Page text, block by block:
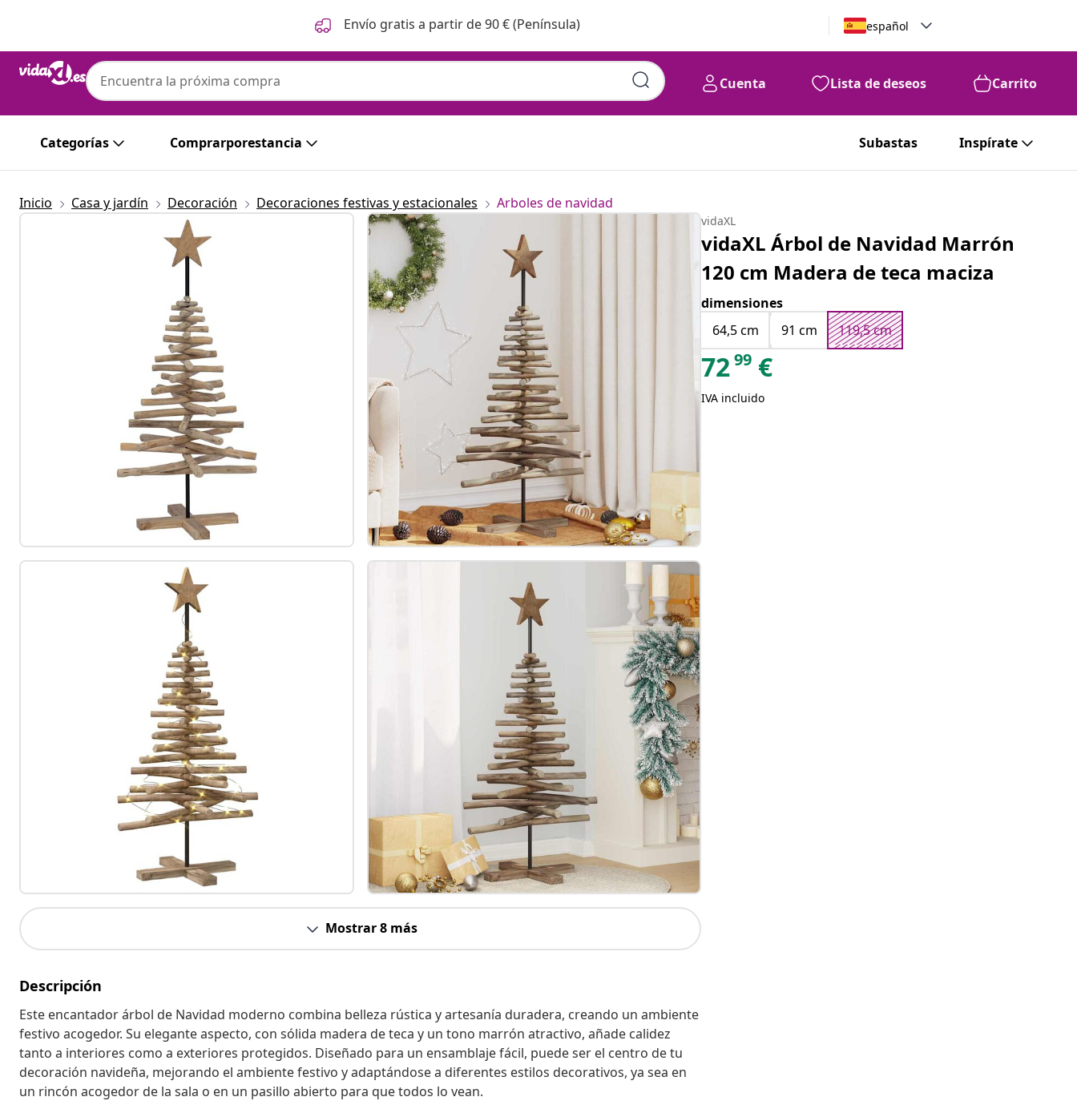
Envío gratis a partir de 90 € (Península) español
Cuenta Lista de deseos Carrito
Categorías Comprarporestancia Subastas Inspírate
vidaXL
vidaXL Árbol de Navidad Marrón 120 cm Madera de teca maciza €
Inicio Casa y jardín Decoración Decoraciones festivas y estacionales Arboles de navidad
Mostrar 8 más
Descripción
Este encantador árbol de Navidad moderno combina belleza rústica y artesanía duradera, creando un ambiente
festivo acogedor. Su elegante aspecto, con sólida madera de teca y un tono marrón atractivo, añade calidez
tanto a interiores como a exteriores protegidos. Diseñado para un ensamblaje fácil, puede ser el centro de tu
decoración navideña, mejorando el ambiente festivo y adaptándose a diferentes estilos decorativos, ya sea en
un rincón acogedor de la sala o en un pasillo abierto para que todos lo vean.
vidaXL
vidaXL Árbol de Navidad Marrón
120 cm Madera de teca maciza
dimensiones
64,5 cm
91 cm 119,5 cm
7299 €
IVA incluido